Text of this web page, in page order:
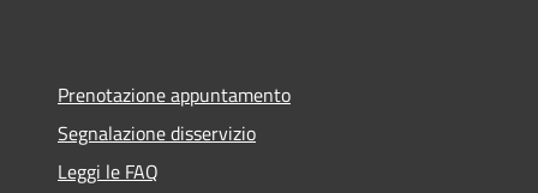
Prenotazione appuntamento
Segnalazione disservizio
Leggi le FAQ